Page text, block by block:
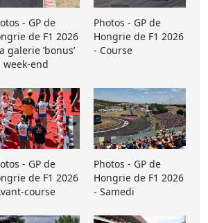
- GP de
de F1 2026
galerie ’bonus’
week-end
Photos - GP de
Hongrie de F1 2026
- Course
- GP de
de F1 2026
course
Photos - GP de
Hongrie de F1 2026
- Samedi